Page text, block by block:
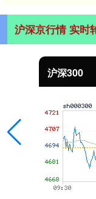
沪深京行情 实时
北证50